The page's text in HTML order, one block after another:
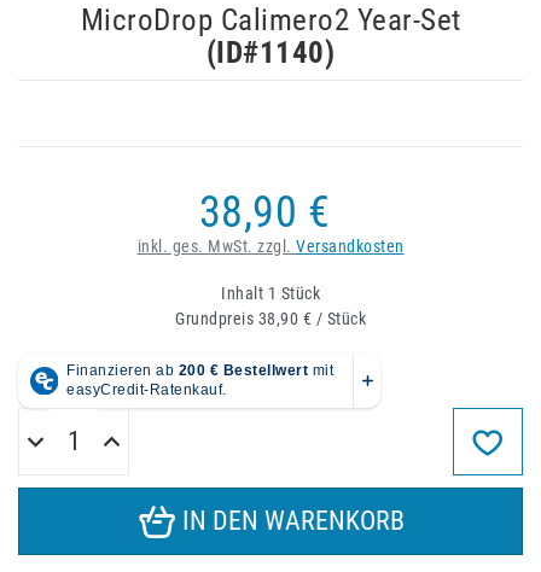
MicroDrop Calimero2 Year-Set
(ID#1140)
38,90 €
inkl. ges. MwSt. zzgl. Versandkosten
Inhalt 1 Stück
Grundpreis 38,90 € / Stück
IN DEN WARENKORB